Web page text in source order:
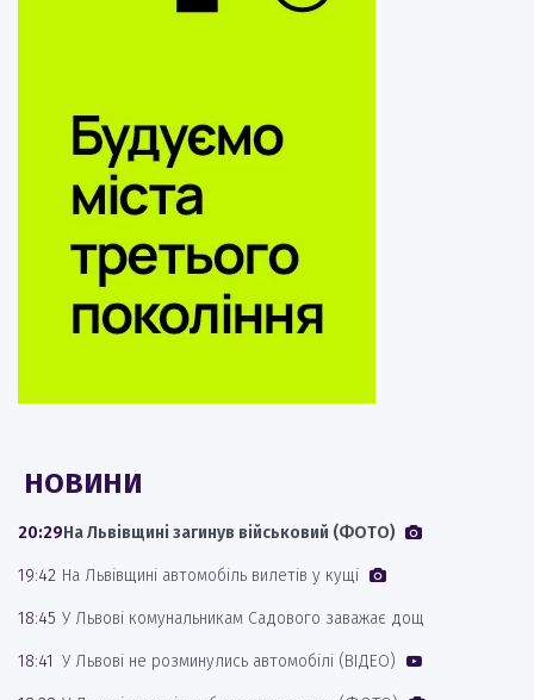
НОВИНИ
20:29На Львівщині загинув військовий (ФОТО)
19:42 На Львівщині автомобіль вилетів у кущі
18:45 У Львові комунальникам Садового заважає дощ
18:41 У Львові не розминулись автомобілі (ВІДЕО)